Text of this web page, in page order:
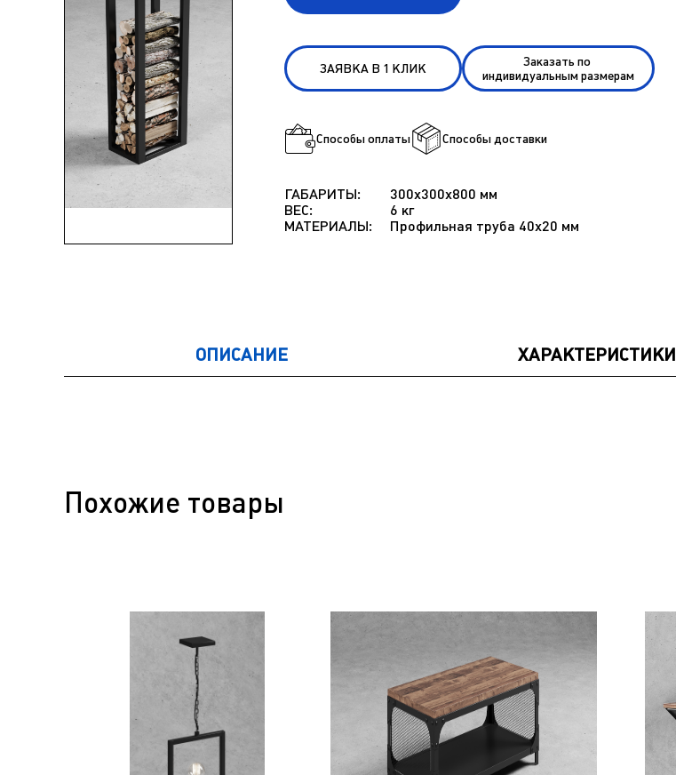
ЗАЯВКА В 1 КЛИК
Заказать по
индивидуальным размерам
Способы оплаты Способы доставки
ГАБАРИТЫ:
300х300х800 мм
ВЕС:
6 кг
МАТЕРИАЛЫ:
Профильная труба 40х20 мм
ОПИСАНИЕ ХАРАКТЕРИСТИКИ
Похожие товары